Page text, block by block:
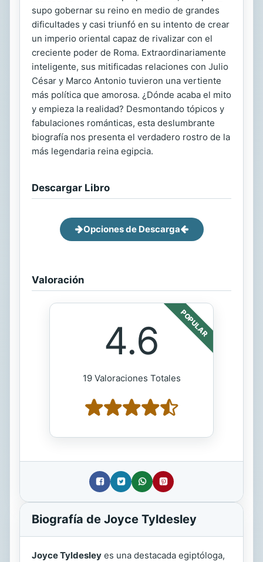
supo gobernar su reino en medio de grandes
dificultades y casi triunfó en su intento de crear
un imperio oriental capaz de rivalizar con el
creciente poder de Roma. Extraordinariamente
inteligente, sus mitificadas relaciones con Julio
César y Marco Antonio tuvieron una vertiente
más política que amorosa. ¿Dónde acaba el mito
y empieza la realidad? Desmontando tópicos y
fabulaciones románticas, esta deslumbrante
biografía nos presenta el verdadero rostro de la
más legendaria reina egipcia.
Descargar Libro
Opciones de Descarga
Valoración
POPULAR
4.6
19 Valoraciones Totales
Biografía de Joyce Tyldesley
Joyce Tyldesley es una destacada egiptóloga,